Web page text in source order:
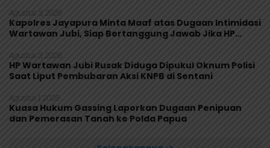
Agustus 3, 2026
Kapolres Jayapura Minta Maaf atas Dugaan Intimidasi
Wartawan Jubi, Siap Bertanggung Jawab Jika HP
Agustus 3, 2026
HP Wartawan Jubi Rusak Diduga Dipukul Oknum Polisi
Saat Liput Pembubaran Aksi KNPB di Sentani
Agustus 1, 2026
Kuasa Hukum Gassing Laporkan Dugaan Penipuan
dan Pemerasan Tanah ke Polda Papua